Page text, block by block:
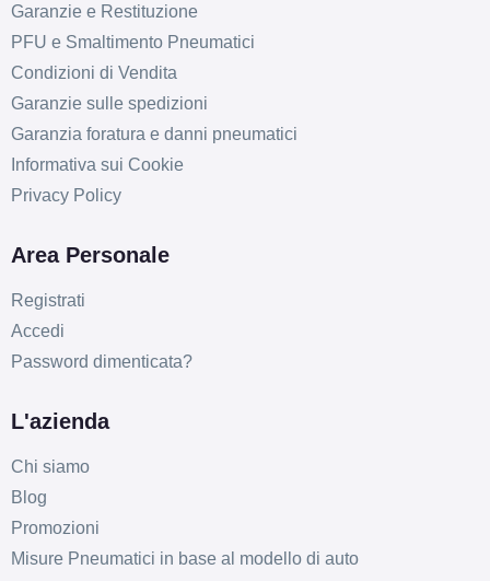
Garanzie e Restituzione
PFU e Smaltimento Pneumatici
Condizioni di Vendita
Garanzie sulle spedizioni
Garanzia foratura e danni pneumatici
Informativa sui Cookie
Privacy Policy
Area Personale
Registrati
Accedi
Password dimenticata?
L'azienda
Chi siamo
Blog
Promozioni
Misure Pneumatici in base al modello di auto